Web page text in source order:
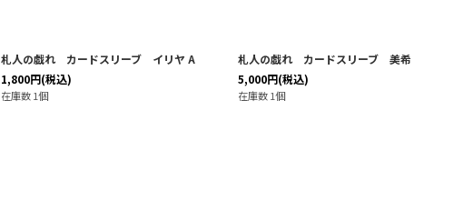
札人の戯れ カードスリーブ イリヤ A
1,800円(税込)
在庫数 1個
札人の戯れ カードスリーブ 美希
5,000円(税込)
在庫数 1個